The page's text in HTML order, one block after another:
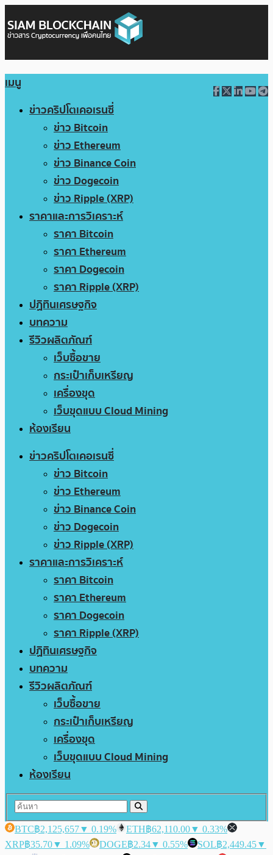
เมนู
ข่าวคริปโตเคอเรนซี่
ข่าว Bitcoin
ข่าว Ethereum
ข่าว Binance Coin
ข่าว Dogecoin
ข่าว Ripple (XRP)
ราคาและการวิเคราะห์
ราคา Bitcoin
ราคา Ethereum
ราคา Dogecoin
ราคา Ripple (XRP)
ปฏิทินเศรษฐกิจ
บทความ
รีวิวผลิตภัณฑ์
เว็บซื้อขาย
กระเป๋าเก็บเหรียญ
เครื่องขุด
เว็บขุดแบบ Cloud Mining
ห้องเรียน
ข่าวคริปโตเคอเรนซี่
ข่าว Bitcoin
ข่าว Ethereum
ข่าว Binance Coin
ข่าว Dogecoin
ข่าว Ripple (XRP)
ราคาและการวิเคราะห์
ราคา Bitcoin
ราคา Ethereum
ราคา Dogecoin
ราคา Ripple (XRP)
ปฏิทินเศรษฐกิจ
บทความ
รีวิวผลิตภัณฑ์
เว็บซื้อขาย
กระเป๋าเก็บเหรียญ
เครื่องขุด
เว็บขุดแบบ Cloud Mining
ห้องเรียน
BTC฿2,125,657▼ 0.19% ETH฿62,110.00▼ 0.33%
XRP฿35.70▼ 1.09% DOGE฿2.34▼ 0.55% SOL฿2,449.45▼